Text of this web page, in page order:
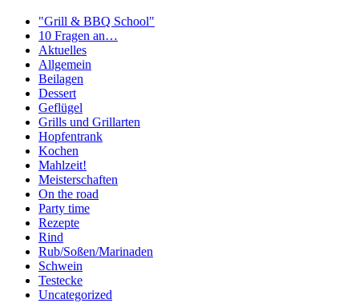
"Grill & BBQ School"
10 Fragen an…
Aktuelles
Allgemein
Beilagen
Dessert
Geflügel
Grills und Grillarten
Hopfentrank
Kochen
Mahlzeit!
Meisterschaften
On the road
Party time
Rezepte
Rind
Rub/Soßen/Marinaden
Schwein
Testecke
Uncategorized